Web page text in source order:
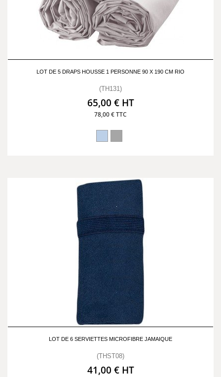
LOT DE 5 DRAPS HOUSSE 1 PERSONNE 90 X 190 CM RIO
(TH131)
65,00 € HT
78,00 € TTC
LOT DE 6 SERVIETTES MICROFIBRE JAMAIQUE
(THST08)
41,00 € HT